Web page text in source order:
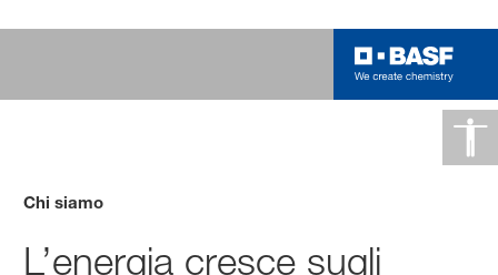
Chi siamo
L’energia cresce sugli